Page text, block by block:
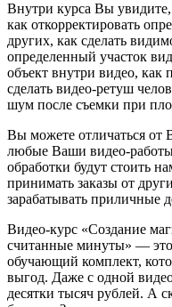
Внутри курса Вы
как откорректировать
других, как сделать
определенный участок
объект внутри видео, как
сделать видео-ретуш
шум после съемки при
Вы можете отличаться от
любые Ваши видео-работы
обработки будут стоить
принимать заказы от
зарабатывать приличные
Видео-курс «Создание
считанные минуты» —
обучающий комплект,
выгод. Даже с одной
десятки тысяч рублей. А